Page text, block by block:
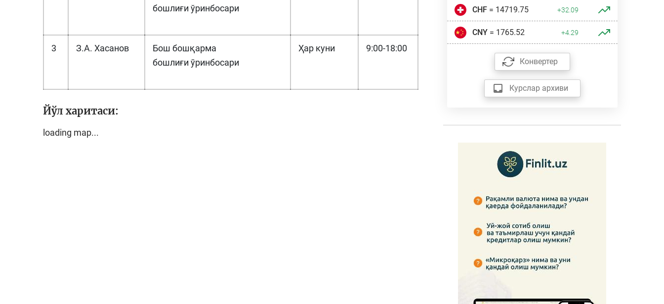
бошлиғи ўринбосари
3 З.А. Хасанов
Бош бошқарма
бошлиғи ўринбосари
Ҳар куни 9:00-18:00
Йўл харитаси:
loading map...
CHF= 14719.75 +32.09
CNY= 1765.52 +4.29
Конвертер
Курслар архиви